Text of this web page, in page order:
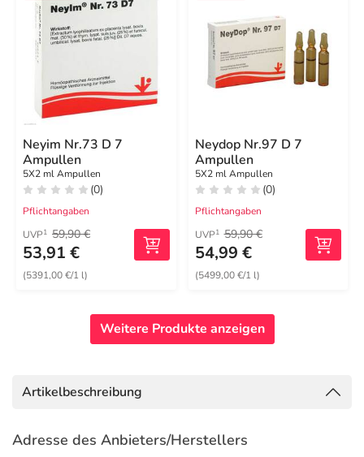
Neyim Nr.73 D 7
Ampullen
5X2 ml Ampullen
(0)
Pflichtangaben
UVP1 59,90 €
53,91 €
(5391,00 €/1 l)
Neydop Nr.97 D 7
Ampullen
5X2 ml Ampullen
(0)
Pflichtangaben
UVP1 59,90 €
54,99 €
(5499,00 €/1 l)
Weitere Produkte anzeigen
Artikelbeschreibung
Adresse des Anbieters/Herstellers